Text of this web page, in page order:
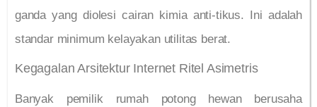
ganda yang diolesi cairan kimia anti-tikus. Ini adalah
standar minimum kelayakan utilitas berat.
Kegagalan Arsitektur Internet Ritel Asimetris
Banyak pemilik rumah potong hewan berusaha